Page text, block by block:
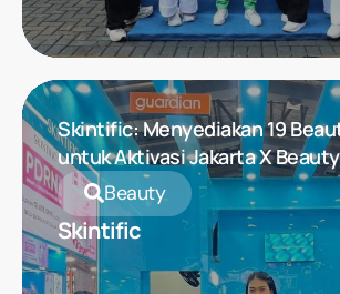
Skintific: Menyediakan 19
untuk Aktivasi Jakarta X Beauty
Beauty
Skintific